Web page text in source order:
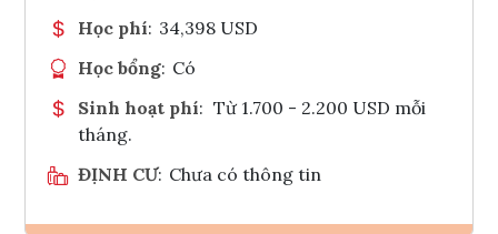
Học phí: 34,398 USD
Học bổng: Có
Sinh hoạt phí: Từ 1.700 - 2.200 USD mỗi
tháng.
ĐỊNH CƯ: Chưa có thông tin